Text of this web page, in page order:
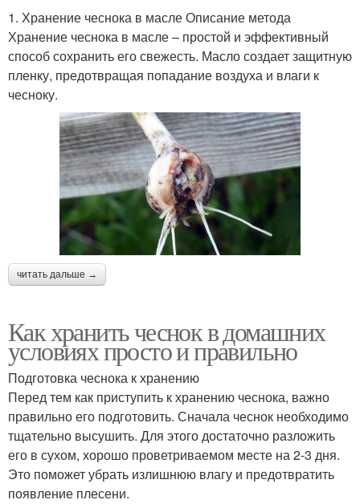
1. Хранение чеснока в масле Описание метода
Хранение чеснока в масле – простой и эффективный
способ сохранить его свежесть. Масло создает защитную
пленку, предотвращая попадание воздуха и влаги к
чесноку.
читать дальше →
Как хранить чеснок в домашних
условиях просто и правильно
Подготовка чеснока к хранению
Перед тем как приступить к хранению чеснока, важно
правильно его подготовить. Сначала чеснок необходимо
тщательно высушить. Для этого достаточно разложить
его в сухом, хорошо проветриваемом месте на 2-3 дня.
Это поможет убрать излишнюю влагу и предотвратить
появление плесени.